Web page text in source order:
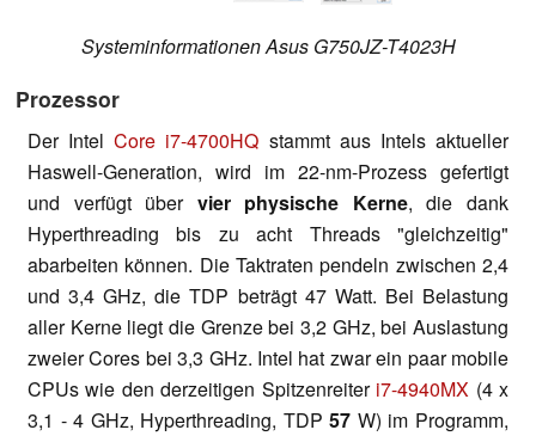
Systeminformationen Asus G750JZ-T4023H
Prozessor
Der IntelCore i7-4700HQ stammt aus Intels aktueller
Haswell-Generation, wird im 22-nm-Prozess gefertigt
und verfügt über vier physische Kerne, die dank
Hyperthreading bis zu acht Threads "gleichzeitig"
abarbeiten können. Die Taktraten pendeln zwischen 2,4
und 3,4 GHz, die TDP beträgt 47 Watt. Bei Belastung
aller Kerne liegt die Grenze bei 3,2 GHz, bei Auslastung
zweier Cores bei 3,3 GHz. Intel hat zwar ein paar mobile
CPUs wie den derzeitigen Spitzenreiter i7-4940MX (4 x
3,1 - 4 GHz, Hyperthreading, TDP57 W) im Programm,